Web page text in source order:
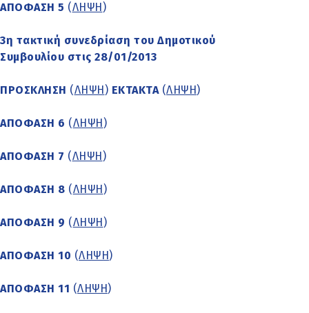
ΑΠΟΦΑΣΗ 5 (ΛΗΨΗ )
3η τακτική συνεδρίαση του Δημοτικού
Συμβουλίου στις 28/01/2013
ΠΡΟΣΚΛΗΣΗ (ΛΗΨΗ ) ΕΚΤΑΚΤΑ (ΛΗΨΗ )
ΑΠΟΦΑΣΗ 6 (ΛΗΨΗ )
ΑΠΟΦΑΣΗ 7 (ΛΗΨΗ )
ΑΠΟΦΑΣΗ 8 (ΛΗΨΗ )
ΑΠΟΦΑΣΗ 9 (ΛΗΨΗ )
ΑΠΟΦΑΣΗ 10 (ΛΗΨΗ )
ΑΠΟΦΑΣΗ 11 (ΛΗΨΗ )